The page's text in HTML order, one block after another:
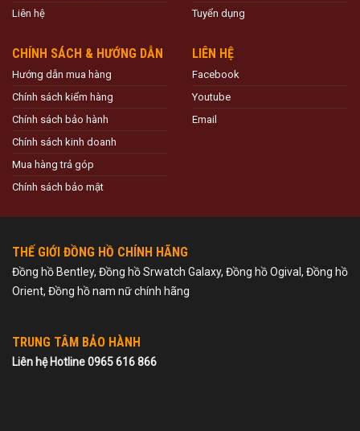
Liên hệ
Tuyển dụng
CHÍNH SÁCH & HƯỚNG DẪN
Hướng dẫn mua hàng
Chính sách kiểm hàng
Chính sách bảo hành
Chính sách kinh doanh
Mua hàng trả góp
Chính sách bảo mật
LIÊN HỆ
Facebook
Youtube
Email
THẾ GIỚI ĐỒNG HỒ CHÍNH HÃNG
Đồng hồ Bentley, Đồng hồ Srwatch Galaxy, Đồng hồ Ogival, Đồng hồ
Orient, Đồng hồ nam nữ chính hãng
TRUNG TÂM BẢO HÀNH
Liên hệ Hotline 0965 616 866